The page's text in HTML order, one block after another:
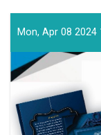
Held
a
Mon, Apr 08 2024